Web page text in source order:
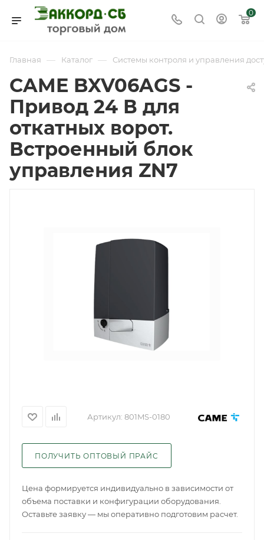
0
Главная — Каталог — Системы контроля и управления
CAME BXV06AGS -
Привод 24 В для
откатных ворот.
Встроенный блок
управления ZN7
Артикул: 801MS-0180
ПОЛУЧИТЬ ОПТОВЫЙ ПРАЙС
Цена формируется индивидуально в зависимости от
объема поставки и конфигурации оборудования.
Оставьте заявку — мы оперативно подготовим расчет.